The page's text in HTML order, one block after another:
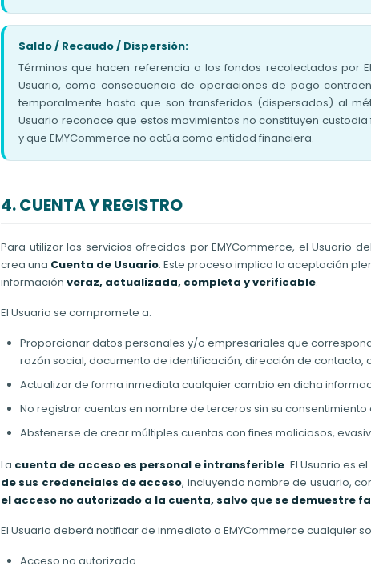
Saldo / Recaudo / Dispersión:
Términos que hacen referencia a los fondos recolectados por
Usuario, como consecuencia de operaciones de pago
temporalmente hasta que son transferidos (dispersados) al
Usuario reconoce que estos movimientos no constituyen
y que EMYCommerce no actúa como entidad financiera.
4. CUENTA Y REGISTRO
Para utilizar los servicios ofrecidos por EMYCommerce, el Usuario
crea una Cuenta de Usuario. Este proceso implica la aceptación
información veraz, actualizada, completa y verificable.
El Usuario se compromete a:
Proporcionar datos personales y/o empresariales que
razón social, documento de identificación, dirección de contacto,
Actualizar de forma inmediata cualquier cambio en dicha
No registrar cuentas en nombre de terceros sin su consentimiento
Abstenerse de crear múltiples cuentas con fines maliciosos,
La cuenta de acceso es personal e intransferible. El Usuario es
de sus credenciales de acceso, incluyendo nombre de usuario,
el acceso no autorizado a la cuenta, salvo que se demuestre
El Usuario deberá notificar de inmediato a EMYCommerce cualquier
Acceso no autorizado.